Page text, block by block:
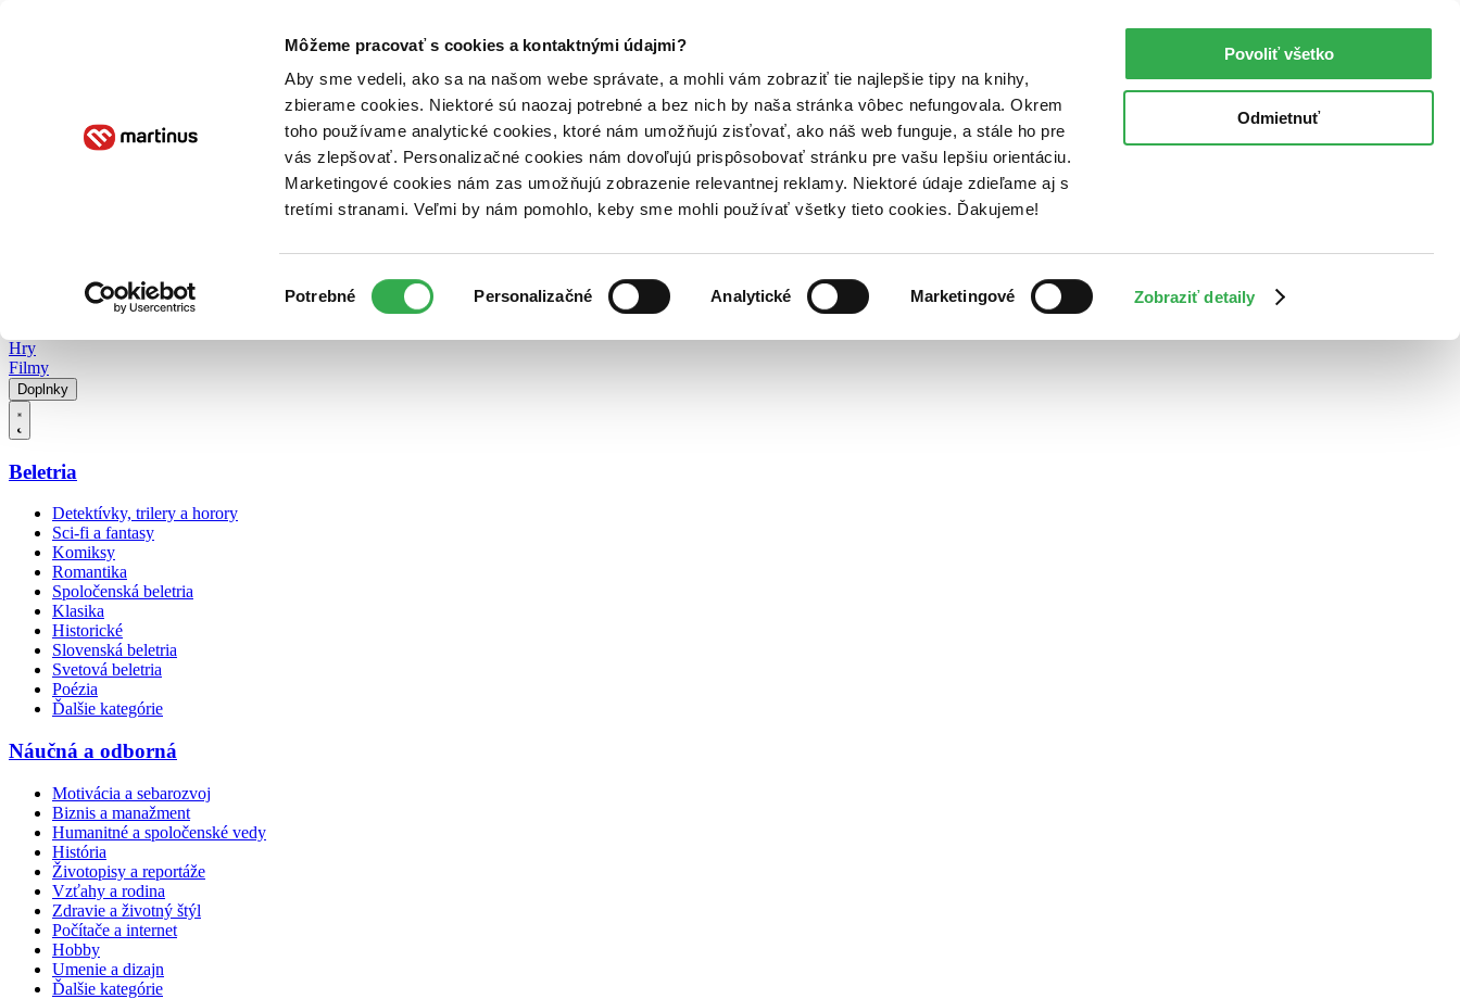
Môžeme pracovať s cookies a kontaktnými údajmi?
Aby sme vedeli, ako sa na našom webe správate, a mohli vám zobraziť tie najlepšie tipy na knihy,
zbierame cookies. Niektoré sú naozaj potrebné a bez nich by naša stránka vôbec nefungovala. Okrem
toho používame analytické cookies, ktoré nám umožňujú zisťovať, ako náš web funguje, a stále ho pre
vás zlepšovať. Personalizačné cookies nám dovoľujú prispôsobovať stránku pre vašu lepšiu orientáciu.
Marketingové cookies nám zas umožňujú zobrazenie relevantnej reklamy. Niektoré údaje zdieľame aj s
tretími stranami. Veľmi by nám pomohlo, keby sme mohli používať všetky tieto cookies. Ďakujeme!
súhlasu
Potrebné Personalizačné Analytické Marketingové Zobraziť detaily
Povoliť všetko
Odmietnuť
Poukážky Kontakt
Hry
Filmy
Doplnky
Beletria
Detektívky, trilery a horory
Sci-fi a fantasy
Komiksy
Romantika
Spoločenská beletria
Klasika
Historické
Slovenská beletria
Svetová beletria
Poézia
Ďalšie kategórie
Náučná a odborná
Motivácia a sebarozvoj
Biznis a manažment
Humanitné a spoločenské vedy
História
Životopisy a reportáže
Vzťahy a rodina
Zdravie a životný štýl
Počítače a internet
Hobby
Umenie a dizajn
Ďalšie kategórie